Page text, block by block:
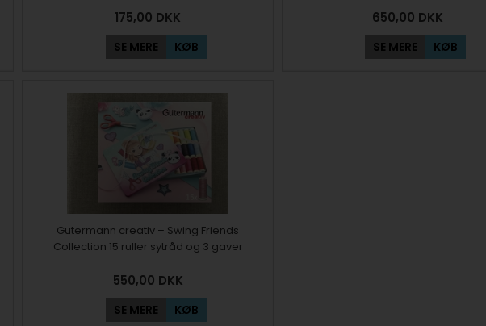
175,00 DKK
SE MERE KØB
650,00 DKK
SE MERE KØB
Gutermann creativ – Swing Friends
Collection 15 ruller sytråd og 3 gaver
550,00 DKK
SE MERE KØB